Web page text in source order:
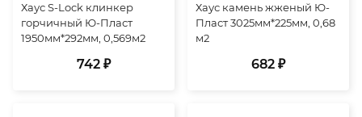
Хаус S-Lock клинкер
горчичный Ю-Пласт
1950мм*292мм, 0,569м2
742 ₽
Хаус камень жженый Ю-
Пласт 3025мм*225мм, 0,68
м2
682 ₽